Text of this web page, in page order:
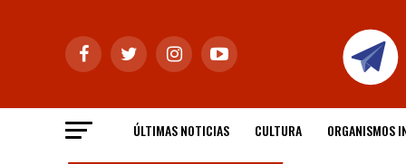
ÚLTIMAS NOTICIAS CULTURA ORGANISMOS